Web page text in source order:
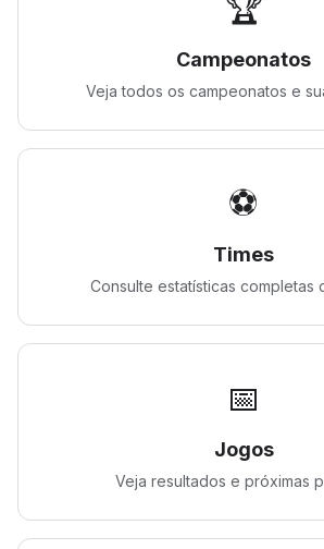
Campeonatos
Veja todos os campeonatos e
⚽
Times
Consulte estatísticas completas
📅
Jogos
Veja resultados e próximas